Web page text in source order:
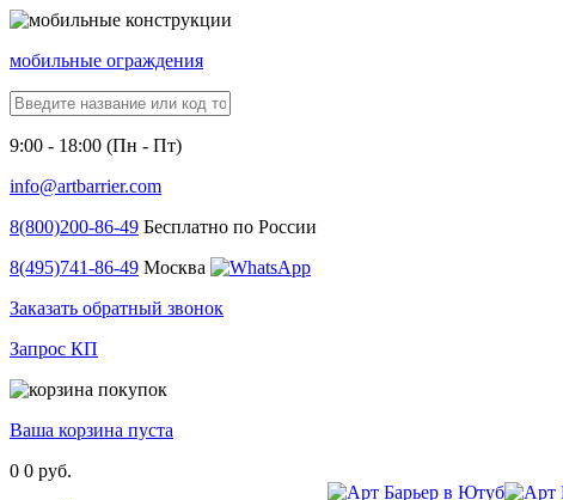
мобильные ограждения
9:00 - 18:00 (Пн - Пт)
info@artbarrier.com
8(800)200-86-49 Бесплатно по России
8(495)741-86-49 Москва
Заказать обратный звонок
Запрос КП
Ваша корзина пуста
0 0 руб.